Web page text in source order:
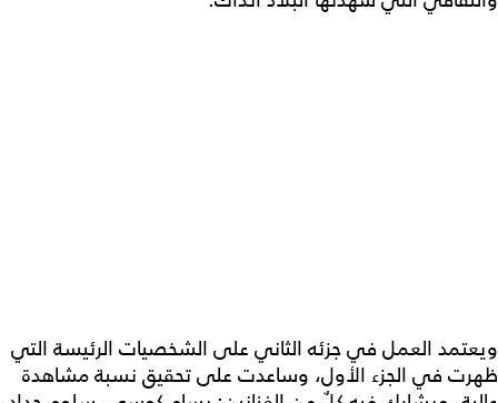
ويعتمد العمل في جزئه الثاني على الشخصيات الرئيسة التي
ظهرت في الجزء الأول، وساعدت على تحقيق نسبة مشاهدة